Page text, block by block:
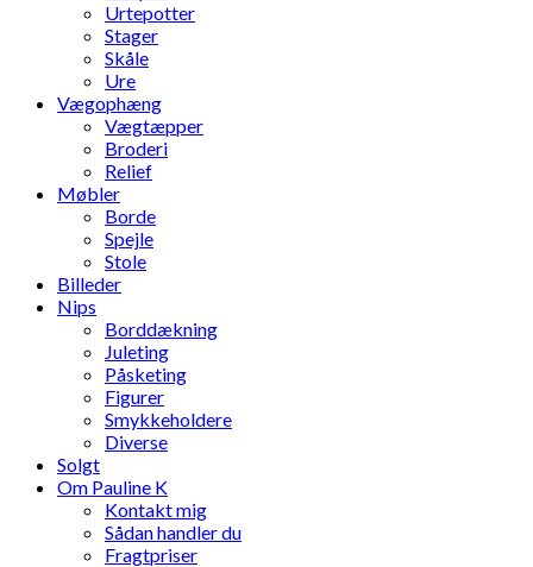
Urtepotter
Stager
Skåle
Ure
Vægophæng
Vægtæpper
Broderi
Relief
Møbler
Borde
Spejle
Stole
Billeder
Nips
Borddækning
Juleting
Påsketing
Figurer
Smykkeholdere
Diverse
Solgt
Om Pauline K
Kontakt mig
Sådan handler du
Fragtpriser